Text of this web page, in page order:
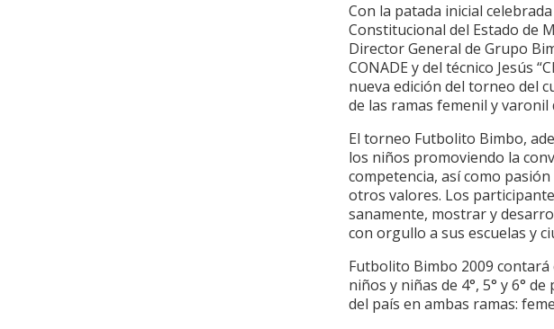
Con la patada inicial
Constitucional del Estado de
Director General de Grupo
CONADE y del técnico Jesús
nueva edición del torneo del
de las ramas femenil y
El torneo Futbolito Bimbo,
los niños promoviendo la
competencia, así como
otros valores. Los
sanamente, mostrar y
con orgullo a sus escuelas y
Futbolito Bimbo 2009 contará
niños y niñas de 4°, 5° y 6°
del país en ambas ramas: